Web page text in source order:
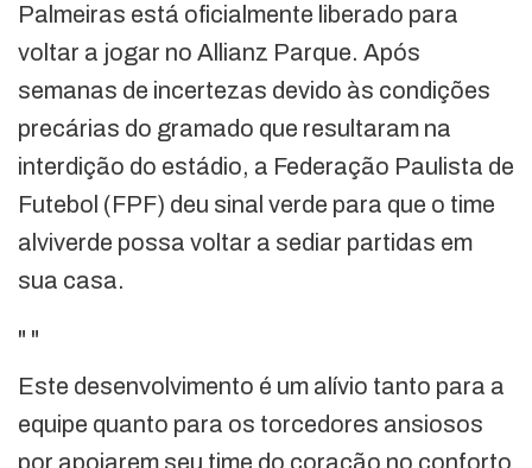
Palmeiras está oficialmente liberado para
voltar a jogar no Allianz Parque. Após
semanas de incertezas devido às condições
precárias do gramado que resultaram na
interdição do estádio, a Federação Paulista de
Futebol (FPF) deu sinal verde para que o time
alviverde possa voltar a sediar partidas em
sua casa.
" "
Este desenvolvimento é um alívio tanto para a
equipe quanto para os torcedores ansiosos
por apoiarem seu time do coração no conforto